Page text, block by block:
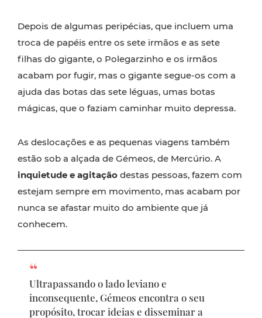
Depois de algumas peripécias, que incluem uma
troca de papéis entre os sete irmãos e as sete
filhas do gigante, o Polegarzinho e os irmãos
acabam por fugir, mas o gigante segue-os com a
ajuda das botas das sete léguas, umas botas
mágicas, que o faziam caminhar muito depressa.
As deslocações e as pequenas viagens também
estão sob a alçada de Gémeos, de Mercúrio. A
inquietude e agitação destas pessoas, fazem com
estejam sempre em movimento, mas acabam por
nunca se afastar muito do ambiente que já
conhecem.
Ultrapassando o lado leviano e
inconsequente, Gémeos encontra o seu
propósito, trocar ideias e disseminar a